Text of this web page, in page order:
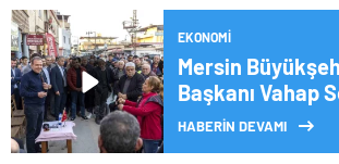
EKONOMI
Mersin
Başkanı Vahap
5 yılda daha
HABERİN DEVAMI